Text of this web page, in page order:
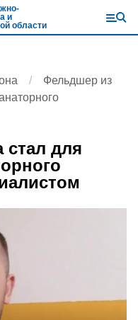
и
области
Фельдшер из
для